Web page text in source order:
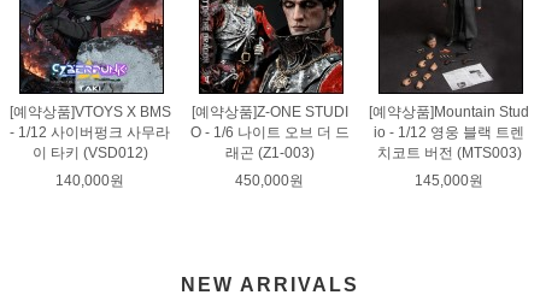
[예약상품]VTOYS X BMS
- 1/12 사이버펑크 사무라
이 타키 (VSD012)
140,000원
[예약상품]Z-ONE STUDI
O - 1/6 나이트 오브 더 드
래곤 (Z1-003)
450,000원
[예약상품]Mountain Stud
io - 1/12 영웅 블랙 트렌
치코트 버전 (MTS003)
145,000원
NEW ARRIVALS